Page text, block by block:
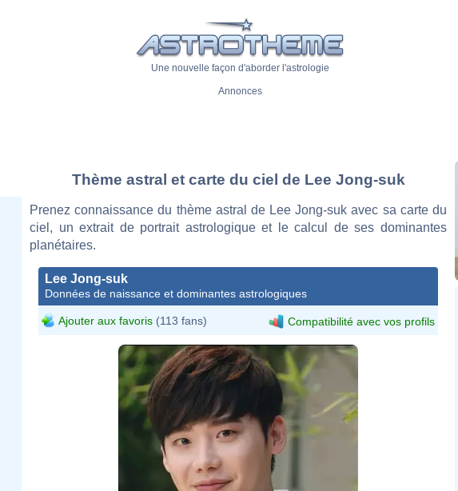
Une nouvelle façon d'aborder l'astrologie
Annonces
Thème astral et carte du ciel de Lee Jong-suk
Prenez connaissance du thème astral de Lee Jong-suk avec sa carte du
ciel, un extrait de portrait astrologique et le calcul de ses dominantes
planétaires.
Lee Jong-suk
Données de naissance et dominantes astrologiques
Ajouter aux favoris (113 fans) Compatibilité avec vos profils